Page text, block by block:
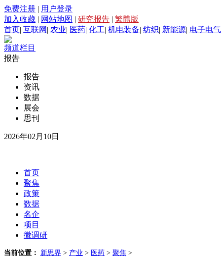
免费注册 | 用户登录
加入收藏 | 网站地图 | 研究报告 | 繁體版
首页| 互联网 | 农业| 医药| 化工| 机电装备| 纺织| 新能源| 电子电气
频道栏目
报告
报告
资讯
数据
展会
思刊
2026年02月10日
首页
聚焦
政策
数据
名企
项目
微调研
当前位置： 新思界 > 产业 > 医药 > 聚焦 >